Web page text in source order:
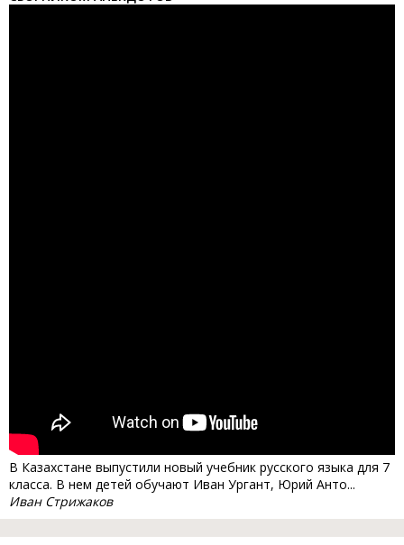
В Казахстане выпустили новый учебник русского языка для 7
класса. В нем детей обучают Иван Ургант, Юрий Анто...
Иван Стрижаков